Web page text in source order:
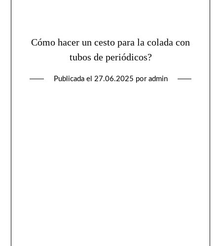
Cómo hacer un cesto para la colada con
tubos de periódicos?
Publicada el 27.06.2025 por admin